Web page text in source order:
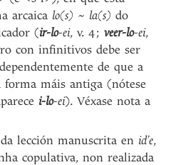
arcaica lo(s) ~ la(s)do
(ir-lo-ei, v. 4;veer-lo-ei,
con infinitivos debe ser
de que a
forma máis antiga (nótese
i-lo-ei). Véxase nota a
lección manuscrita en id’e,
copulativa, non realizada